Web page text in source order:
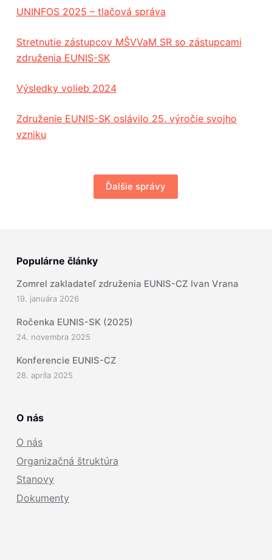
UNINFOS 2025 – tlačová správa
Stretnutie zástupcov MŠVVaM SR so zástupcami
združenia EUNIS-SK
Výsledky volieb 2024
Združenie EUNIS-SK oslávilo 25. výročie svojho
vzniku
Ďalšie správy
Populárne články
Zomrel zakladateľ združenia EUNIS-CZ Ivan Vrana
19. januára 2026
Ročenka EUNIS-SK (2025)
24. novembra 2025
Konferencie EUNIS-CZ
28. apríla 2025
O nás
O nás
Organizačná štruktúra
Stanovy
Dokumenty